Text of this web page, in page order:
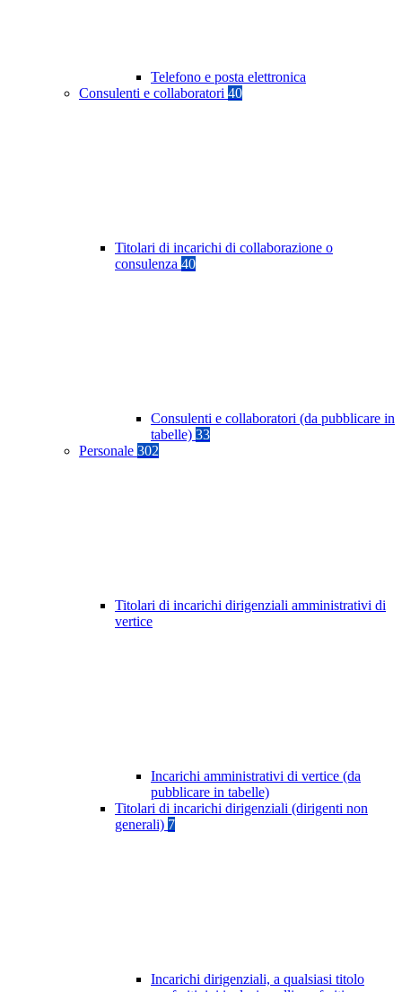
Telefono e posta elettronica
Consulenti e collaboratori 40
Titolari di incarichi di collaborazione o
consulenza 40
Consulenti e collaboratori (da pubblicare in
tabelle) 33
Personale 302
Titolari di incarichi dirigenziali amministrativi di
vertice
Incarichi amministrativi di vertice (da
pubblicare in tabelle)
Titolari di incarichi dirigenziali (dirigenti non
generali) 7
Incarichi dirigenziali, a qualsiasi titolo